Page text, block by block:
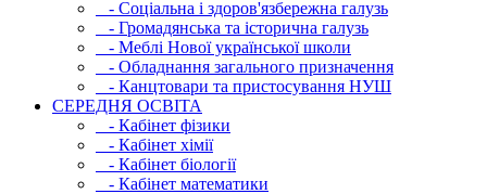
- Соціальна і здоров'язбережна галузь
- Громадянська та історична галузь
- Меблі Нової української школи
- Обладнання загального призначення
- Канцтовари та пристосування НУШ
СЕРЕДНЯ ОСВIТА
- Кабінет фізики
- Кабінет хімії
- Кабінет біології
- Кабінет математики